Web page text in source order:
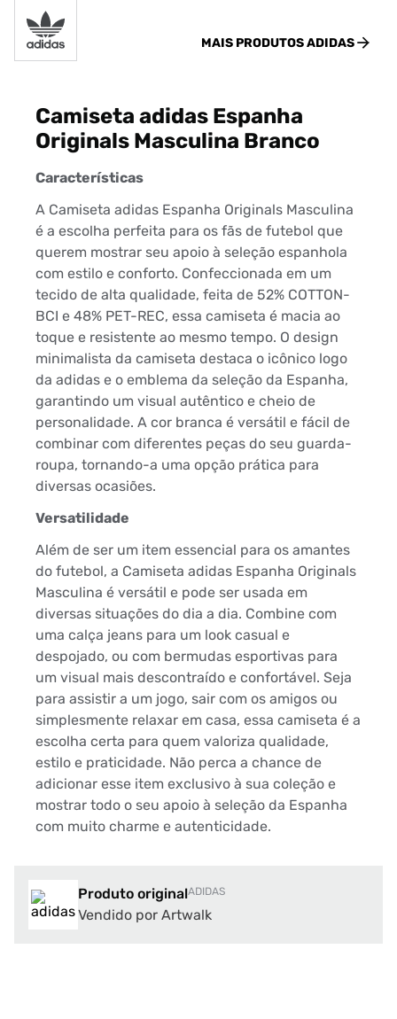
MAIS PRODUTOSADIDAS
Camiseta adidas Espanha
Originals Masculina Branco
Características
A Camiseta adidas Espanha Originals Masculina
é a escolha perfeita para os fãs de futebol que
querem mostrar seu apoio à seleção espanhola
com estilo e conforto. Confeccionada em um
tecido de alta qualidade, feita de 52% COTTON-
BCI e 48% PET-REC, essa camiseta é macia ao
toque e resistente ao mesmo tempo. O design
minimalista da camiseta destaca o icônico logo
da adidas e o emblema da seleção da Espanha,
garantindo um visual autêntico e cheio de
personalidade. A cor branca é versátil e fácil de
combinar com diferentes peças do seu guarda-
roupa, tornando-a uma opção prática para
diversas ocasiões.
Versatilidade
Além de ser um item essencial para os amantes
do futebol, a Camiseta adidas Espanha Originals
Masculina é versátil e pode ser usada em
diversas situações do dia a dia. Combine com
uma calça jeans para um look casual e
despojado, ou com bermudas esportivas para
um visual mais descontraído e confortável. Seja
para assistir a um jogo, sair com os amigos ou
simplesmente relaxar em casa, essa camiseta é a
escolha certa para quem valoriza qualidade,
estilo e praticidade. Não perca a chance de
adicionar esse item exclusivo à sua coleção e
mostrar todo o seu apoio à seleção da Espanha
com muito charme e autenticidade.
Produto originalADIDAS
Vendido por Artwalk